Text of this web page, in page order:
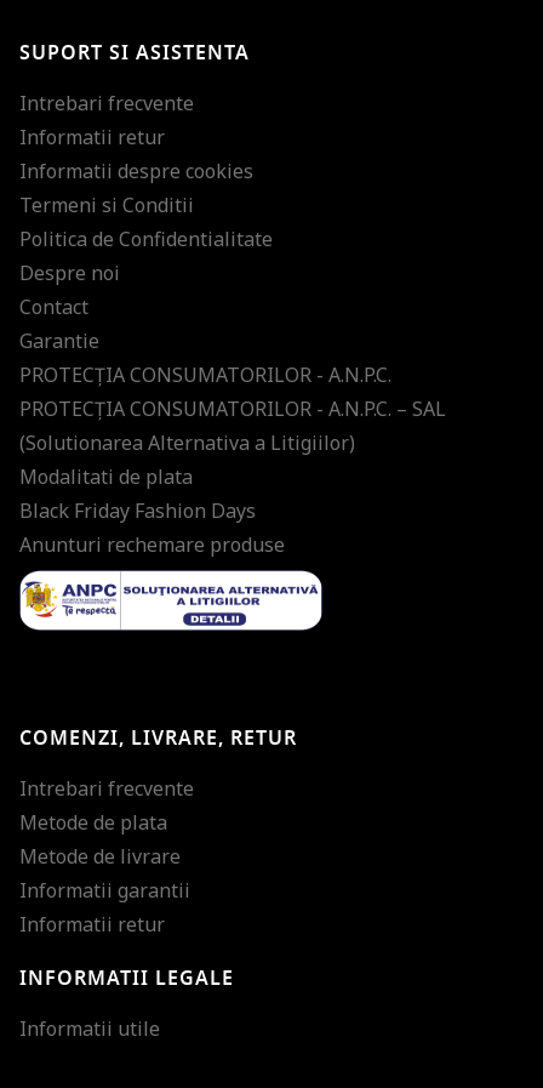
SUPORT SI ASISTENTA
Intrebari frecvente
Informatii retur
Informatii despre cookies
Termeni si Conditii
Politica de Confidentialitate
Despre noi
Contact
Garantie
PROTECŢIA CONSUMATORILOR - A.N.P.C.
PROTECŢIA CONSUMATORILOR - A.N.P.C. – SAL
(Solutionarea Alternativa a Litigiilor)
Modalitati de plata
Black Friday Fashion Days
Anunturi rechemare produse
COMENZI, LIVRARE, RETUR
Intrebari frecvente
Metode de plata
Metode de livrare
Informatii garantii
Informatii retur
INFORMATII LEGALE
Informatii utile